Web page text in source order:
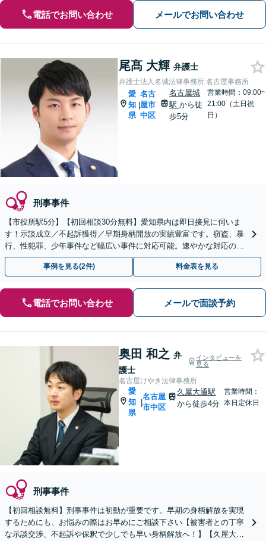
電話でお問い合わせ メールでお問い合わせ
尾髙 大輝 弁護士
弁護士法人名城法律事務所 名古屋事務所
愛
知
県
|
名古
屋市
中区
名古屋城
駅から徒
歩5分
営業時間：09:00~
21:00（土日祝
日）
刑事事件
【市役所駅5分】【初回相談30分無料】愛知県内は即日接見に伺いま
す！示談成立／不起訴獲得／早期身柄開放の実績豊富です。窃盗、暴
行、性犯罪、少年事件など幅広い事件に対応可能。速やかな対応のた
めにも、すぐにご相談ください【当日・土日祝対応可】
事例を見る(2件) 料金表を見る
電話でお問い合わせ メールで面談予約
奥田 和之 弁
護士
インタビューを
見る
名古屋けやき法律事務所
愛
知
県
|
名古屋
市中区
久屋大通駅
から徒歩4分
営業時間：
本日定休日
刑事事件
【初回相談無料】刑事事件は初動が重要です。早期の身柄解放を実現
するためにも、お悩みの際はお早めにご相談下さい【被害者との丁寧
な示談交渉、不起訴や保釈で少しでも早い身柄解放へ！】【久屋大通